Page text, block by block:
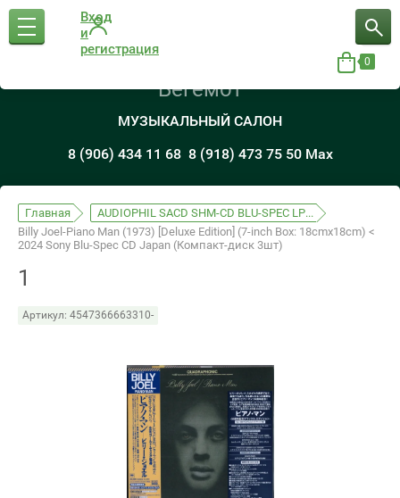
Вход
и
регистрация
0
Бегемот
МУЗЫКАЛЬНЫЙ САЛОН
8 (906) 434 11 68 8 (918) 473 75 50 Max
Главная
AUDIOPHIL SACD SHM-CD BLU-SPEC LP...
Billy Joel-Piano Man (1973) [Deluxe Edition] (7-inch Box: 18cmx18cm) <
2024 Sony Blu-Spec CD Japan (Компакт-диск 3шт)
1
Артикул: 4547366663310-